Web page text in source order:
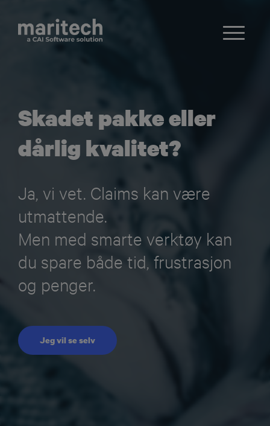
Skadet pakke eller
dårlig kvalitet?
Ja, vi vet. Claims kan være
utmattende.
Men med smarte verktøy kan
du spare både tid, frustrasjon
og penger.
Jeg vil se selv